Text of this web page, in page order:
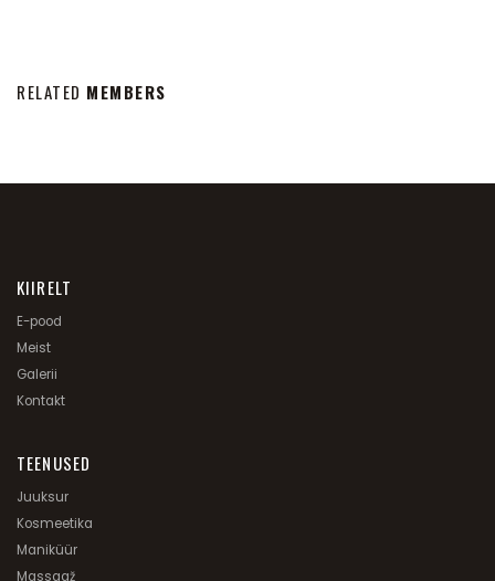
RELATED MEMBERS
KIIRELT
E-pood
Meist
Galerii
Kontakt
TEENUSED
Juuksur
Kosmeetika
Maniküür
Massaaž